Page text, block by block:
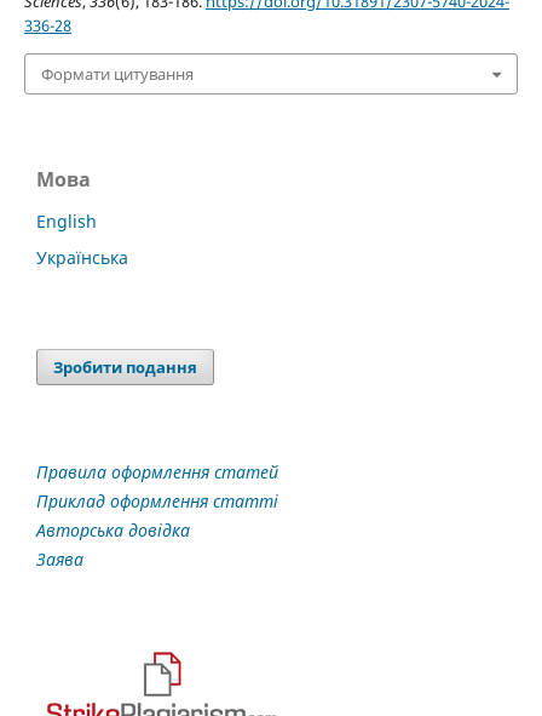
336-28
Формати цитування
Мова
English
Українська
Зробити подання
Правила оформлення статей
Приклад оформлення статті
Авторська довідка
Заява